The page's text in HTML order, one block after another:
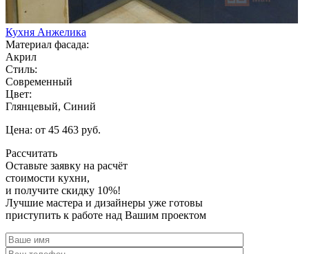
Кухня Анжелика
Материал фасада:
Акрил
Стиль:
Современный
Цвет:
Глянцевый, Синий
Цена: от 45 463 руб.
Рассчитать
Оставьте заявку на расчёт
стоимости кухни,
и получите скидку 10%!
Лучшие мастера и дизайнеры уже готовы
приступить к работе над Вашим проектом